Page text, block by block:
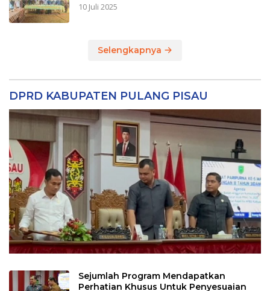
10 Juli 2025
Selengkapnya
DPRD KABUPATEN PULANG PISAU
Sejumlah Program Mendapatkan
Perhatian Khusus Untuk Penyesuaian